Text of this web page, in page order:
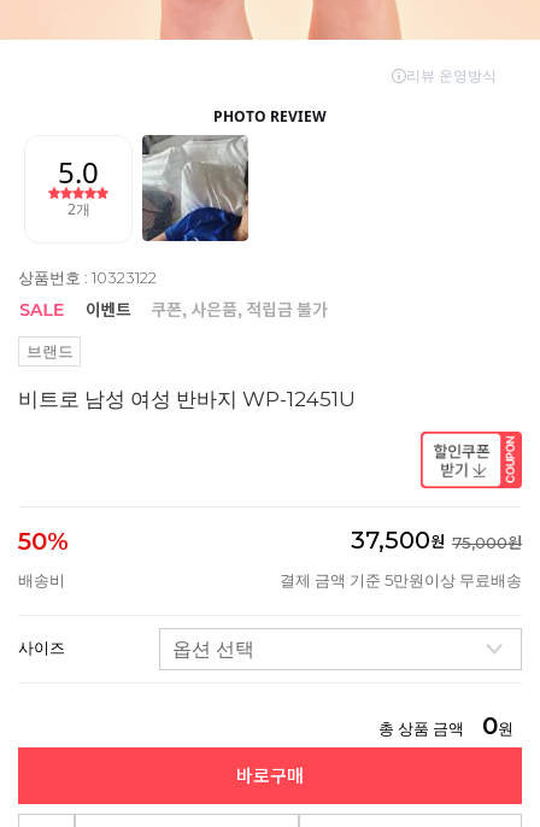
상품번호 : 10323122
브랜드
비트로 남성 여성 반바지 WP-12451U
50% 37,500원 75,000원
배송비
결제 금액 기준 5만원이상 무료배송
사이즈
총 상품 금액 0원
바로구매